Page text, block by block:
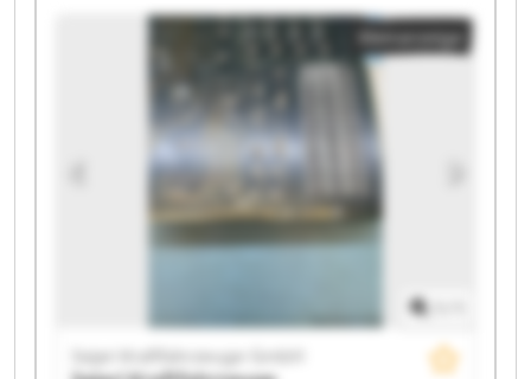
GmbH Sejari Kraftfahrzeuge GmbH Sejari
Kraftfahrzeuge GmbH Sejari Kraftfahrzeuge GmbH
Sejari Kraftfahrzeuge GmbH Sejari Kraftfahrzeuge
GmbH Sejari Kraftfahrzeuge GmbH Sejari
Kraftfahrzeuge GmbH Sejari Kraftfahrzeuge GmbH
Sejari Kraftfahrzeuge GmbH Sejari Kraftfahrzeuge
GmbH Sejari Kraftfahrzeuge GmbH Sejari
Kleinanzeige
Sejari Kraftfahrzeuge GmbH